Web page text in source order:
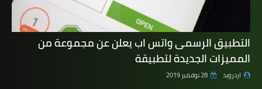
التطبيق الرسمى واتس اب يعلن عن مجموعة من
المميزات الجديدة لتطبيقة
اردرويد 28 نوفمبر 2019